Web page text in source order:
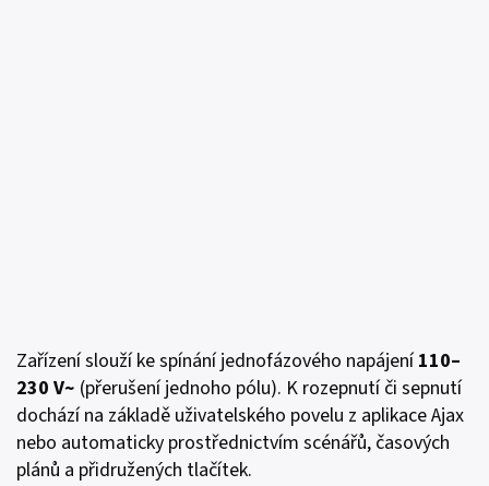
Zařízení slouží ke spínání jednofázového napájení110–
230 V~ (přerušení jednoho pólu). K rozepnutí či sepnutí
dochází na základě uživatelského povelu z aplikace Ajax
nebo automaticky prostřednictvím scénářů, časových
plánů a přidružených tlačítek.